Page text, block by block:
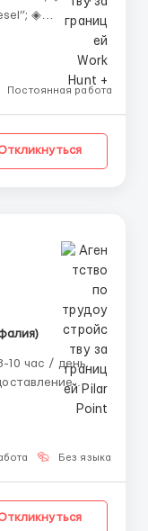
Постоянная работа
(зависит от
Без языка